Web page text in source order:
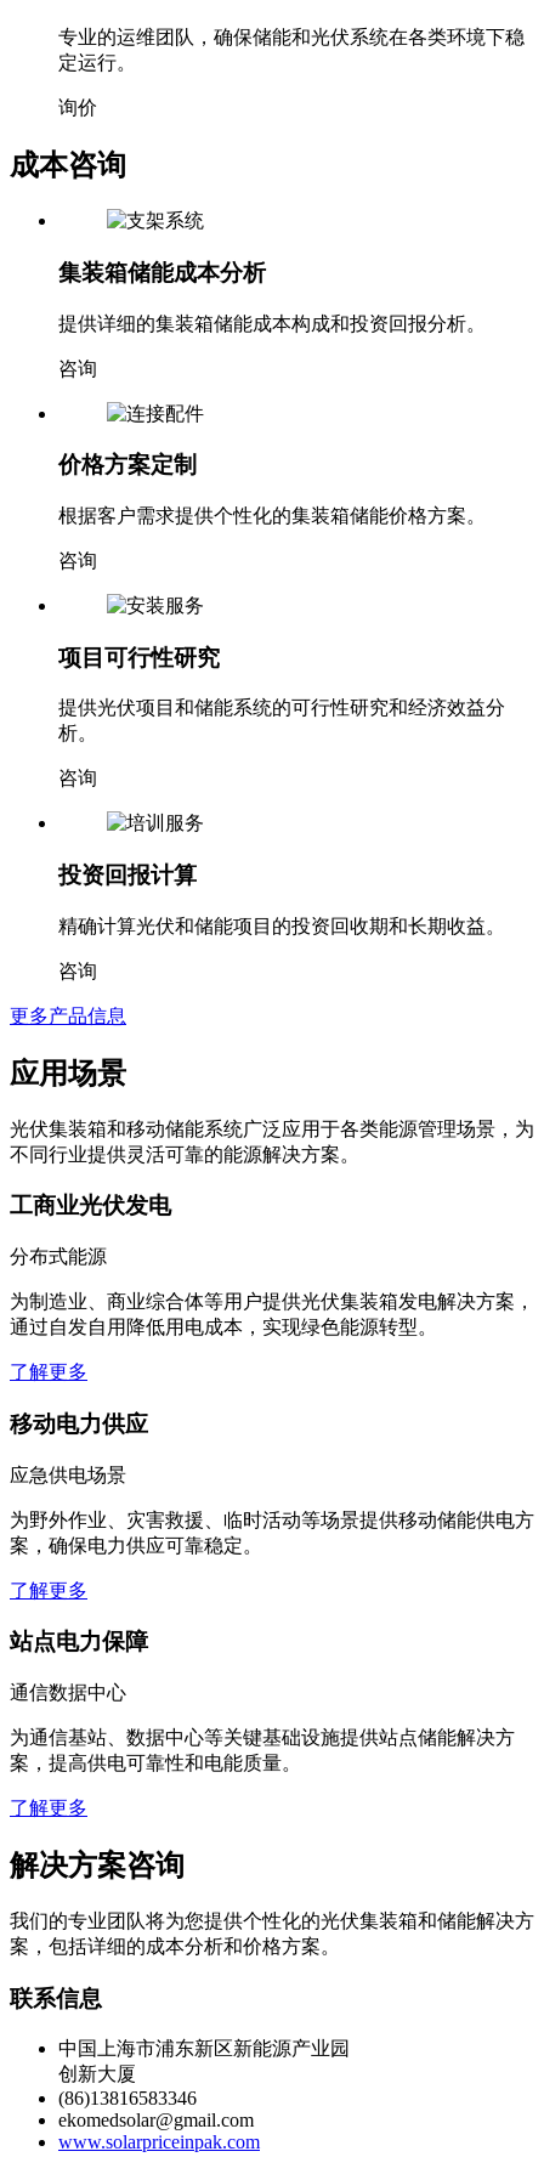
专业的运维团队，确保储能和光伏系统在各类环境下稳
定运行。
询价
成本咨询
集装箱储能成本分析
提供详细的集装箱储能成本构成和投资回报分析。
咨询
价格方案定制
根据客户需求提供个性化的集装箱储能价格方案。
咨询
项目可行性研究
提供光伏项目和储能系统的可行性研究和经济效益分
析。
咨询
投资回报计算
精确计算光伏和储能项目的投资回收期和长期收益。
咨询
更多产品信息
应用场景
光伏集装箱和移动储能系统广泛应用于各类能源管理场景，为
不同行业提供灵活可靠的能源解决方案。
工商业光伏发电
分布式能源
为制造业、商业综合体等用户提供光伏集装箱发电解决方案，
通过自发自用降低用电成本，实现绿色能源转型。
了解更多
移动电力供应
应急供电场景
为野外作业、灾害救援、临时活动等场景提供移动储能供电方
案，确保电力供应可靠稳定。
了解更多
站点电力保障
通信数据中心
为通信基站、数据中心等关键基础设施提供站点储能解决方
案，提高供电可靠性和电能质量。
了解更多
解决方案咨询
我们的专业团队将为您提供个性化的光伏集装箱和储能解决方
案，包括详细的成本分析和价格方案。
联系信息
中国上海市浦东新区新能源产业园
创新大厦
(86)13816583346
ekomedsolar@gmail.com
www.solarpriceinpak.com